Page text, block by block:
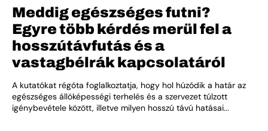
Meddig egészséges futni?
Egyre több kérdés merül fel a
hosszútávfutás és a
vastagbélrák kapcsolatáról
A kutatókat régóta foglalkoztatja, hogy hol húzódik a határ az
egészséges állóképességi terhelés és a szervezet túlzott
igénybevétele között, illetve milyen hosszú távú hatásai...